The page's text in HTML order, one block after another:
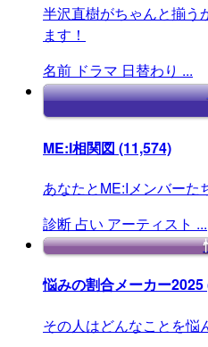
半沢直樹がちゃんと揃う
ます！
名前 ドラマ 日替わり ...
ME:I相関図 (11,574)
あなたとME:Iメンバーた
診断 占い アーティスト ...
悩みの割合メーカー2025
その人はどんなことを悩